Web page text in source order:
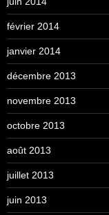
février 2014
janvier 2014
décembre 2013
novembre 2013
octobre 2013
août 2013
juillet 2013
juin 2013